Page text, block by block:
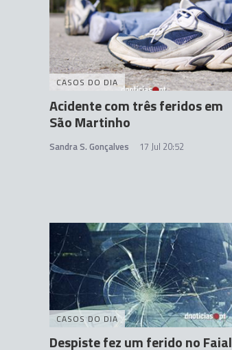
CASOS DO DIA
Acidente com três feridos em
São Martinho
Sandra S. Gonçalves 17 Jul 20:52
CASOS DO DIA
Despiste fez um ferido no Faial